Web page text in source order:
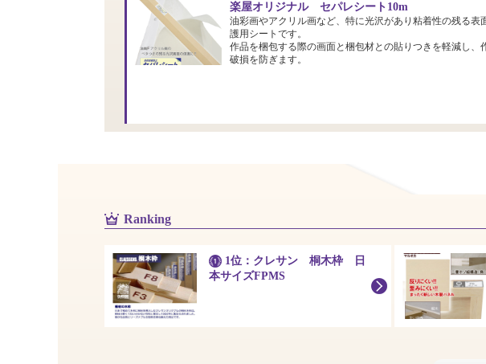
楽屋オリジナル セパレシート10m
油彩画やアクリル画など、特に光沢があり粘着性の残る表
護用シートです。
作品を梱包する際の画面と梱包材との貼りつきを軽減し、
破損を防ぎます。
Ranking
1位：クレサン 桐木枠 日
本サイズFPMS